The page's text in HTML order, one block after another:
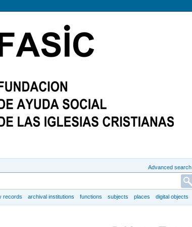
Advanced search
records archival institutions functions subjects places digital objects